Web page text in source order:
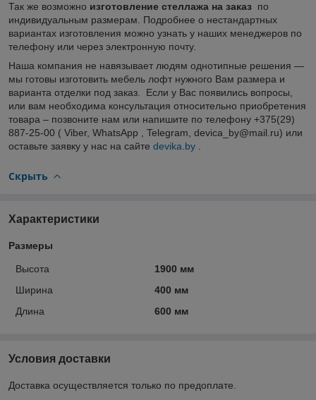
Так же возможно изготовление стеллажа на заказ по
индивидуальным размерам. Подробнее о нестандартных
вариантах изготовления можно узнать у наших менеджеров по
телефону или через электронную почту.
Наша компания не навязывает людям однотипные решения —
мы готовы изготовить мебель лофт нужного Вам размера и
варианта отделки под заказ. Если у Вас появились вопросы,
или вам необходима консультация относительно приобретения
товара – позвоните нам или напишите по телефону +375(29)
887-25-00 ( Viber, WhatsApp , Telegram, devica_by@mail.ru) или
оставьте заявку у нас на сайте devika.by
Скрыть
Характеристики
Размеры
Высота
1900 мм
Ширина
400 мм
Длина
600 мм
Условия доставки
Доставка осуществляется только по предоплате.